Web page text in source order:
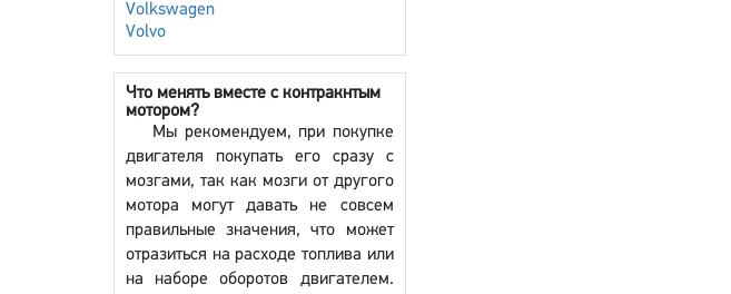
Volkswagen
Volvo
Что менять вместе с контракнтым
мотором?
Мы рекомендуем, при покупке
двигателя покупать его сразу с
мозгами, так как мозги от другого
мотора могут давать не совсем
правильные значения, что может
отразиться на расходе топлива или
на наборе оборотов двигателем.